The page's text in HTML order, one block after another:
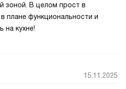
зоной. В целом прост в
плане функциональности и
на кухне!
15.11.2025